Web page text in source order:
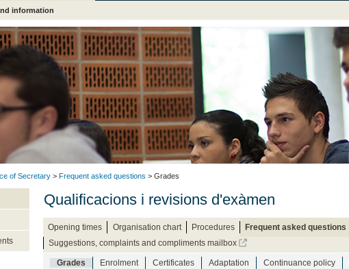
information
of Secretary > Frequent asked questions > Grades
Qualificacions i revisions d'exàmen
Opening times Organisation chart Procedures Frequent asked questions
Suggestions, complaints and compliments mailbox
Grades Enrolment Certificates Adaptation Continuance policy